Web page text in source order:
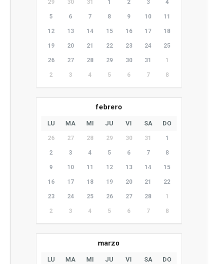
29 30 31 1 2 3 4
5 6 7 8 9 10 11
12 13 14 15 16 17 18
19 20 21 22 23 24 25
26 27 28 29 30 31 1
2 3 4 5 6 7 8
febrero
LU MA MI JU VI SA DO
26 27 28 29 30 31 1
2 3 4 5 6 7 8
9 10 11 12 13 14 15
16 17 18 19 20 21 22
23 24 25 26 27 28 1
2 3 4 5 6 7 8
marzo
LU MA MI JU VI SA DO